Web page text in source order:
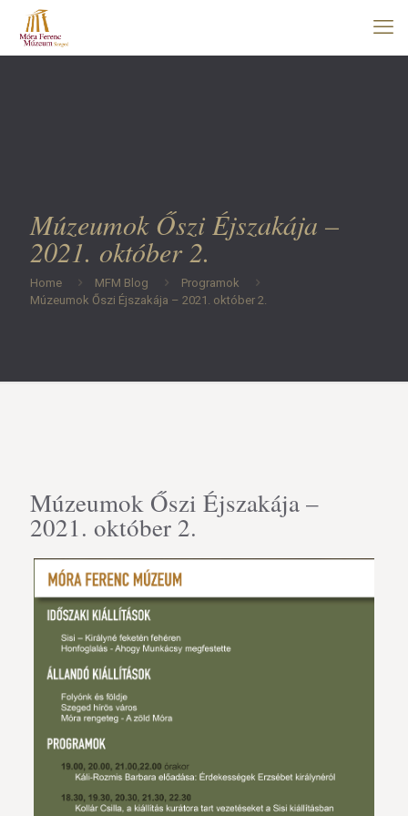
Múzeumok Őszi Éjszakája –
2021. október 2.
Home MFM Blog
Programok
Múzeumok Őszi Éjszakája – 2021. október 2.
Múzeumok Őszi Éjszakája –
2021. október 2.